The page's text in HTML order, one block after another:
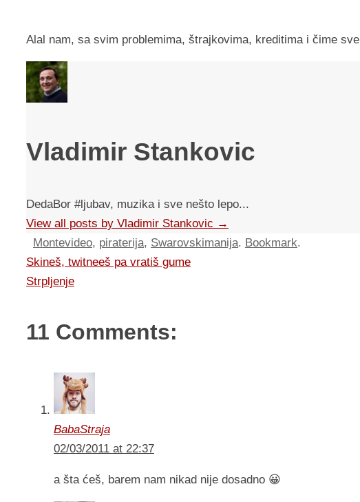
Alal nam, sa svim problemima, štrajkovima, kreditima i čime
Vladimir Stankovic
DedaBor #ljubav, muzika i sve nešto lepo...
View all posts by Vladimir Stankovic →
Montevideo, piraterija, Swarovskimanija. Bookmark.
Skineš, twitneeš pa vratiš gume
Strpljenje
11 Comments:
BabaStraja
02/03/2011 at 22:37
a šta ćeš, barem nam nikad nije dosadno 😀